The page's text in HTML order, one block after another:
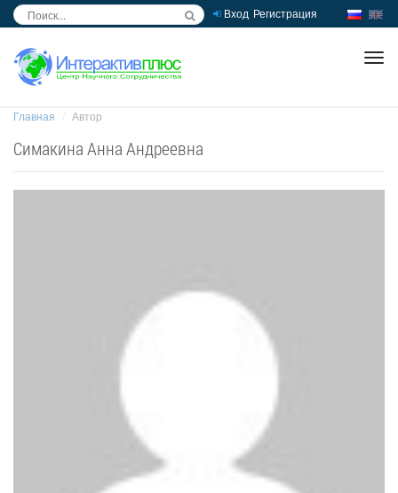
Вход Регистрация
Главная Автор
Симакина Анна Андреевна